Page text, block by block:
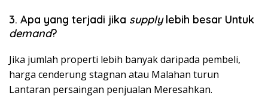
3. Apa yang terjadi jika supplylebih besar Untuk
demand?
Jika jumlah properti lebih banyak daripada pembeli,
harga cenderung stagnan atau Malahan turun
Lantaran persaingan penjualan Meresahkan.